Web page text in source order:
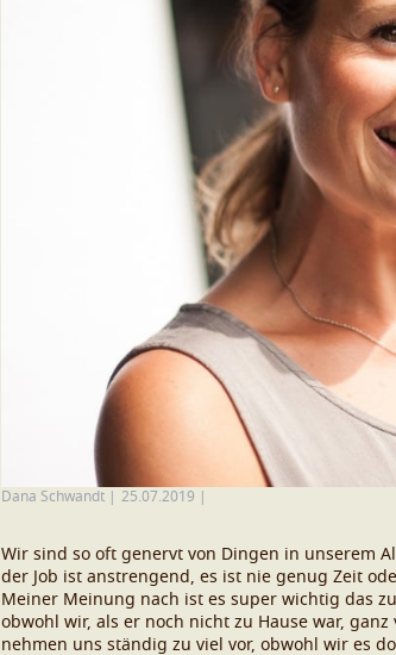
Dana Schwandt 25.07.2019
Wir sind so oft genervt von Dingen in unserem
der Job ist anstrengend, es ist nie genug Zeit
Meiner Meinung nach ist es super wichtig das
obwohl wir, als er noch nicht zu Hause war,
nehmen uns ständig zu viel vor, obwohl wir es